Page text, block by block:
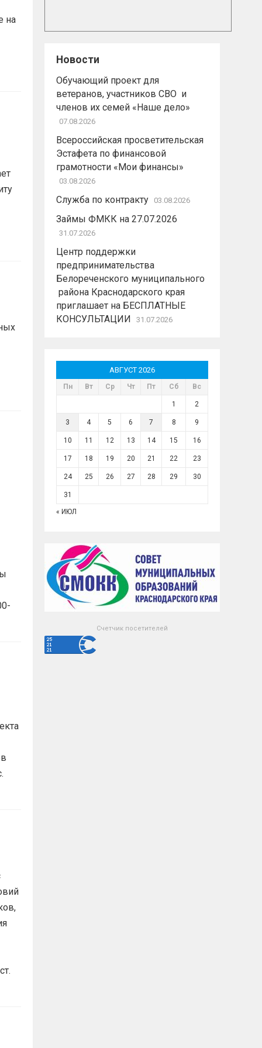
на
Новости
Обучающий проект для
ветеранов, участников СВО и
членов их семей «Наше дело»
07.08.2026
Всероссийская просветительская
Эстафета по финансовой
грамотности «Мои финансы»
03.08.2026
Служба по контракту 03.08.2026
Займы ФМКК на 27.07.2026
31.07.2026
Центр поддержки
предпринимательства
Белореченского муниципального
района Краснодарского края
приглашает на БЕСПЛАТНЫЕ
КОНСУЛЬТАЦИИ
31.07.2026
АВГУСТ 2026
Пн Вт Ср Чт Пт Сб Вс
1 2
3 4 5 6 7 8 9
10 11 12 13 14 15 16
17 18 19 20 21 22 23
24 25 26 27 28 29 30
31
« ИЮЛ
Счетчик посетителей